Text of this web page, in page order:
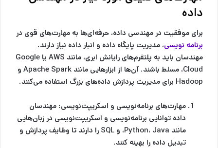
داده
برای موفقیت در مهندسی داده، حرفه‌ای‌ها به مهارت‌های قوی در
برنامه نویسی، مدیریت پایگاه داده و انبار داده نیاز دارند.
مهندسان باید به پلتفرم‌های رایانش ابری، مانند AWS یا Google
Cloud، مسلط باشند. آن‌ها از ابزارهایی مانند Apache Spark و
Hadoop برای مدیریت پردازش داده‌های بزرگ استفاده می‌کنند.
مهارت‌های برنامه‌نویسی و اسکریپت‌نویسی: مهندسان
داده توانایی برنامه‌نویسی و اسکریپت‌نویسی در زبان‌هایی
مانند Python، Java، و SQL را دارند تا وظایف پردازش و
تبدیل داده را بهینه کنند.